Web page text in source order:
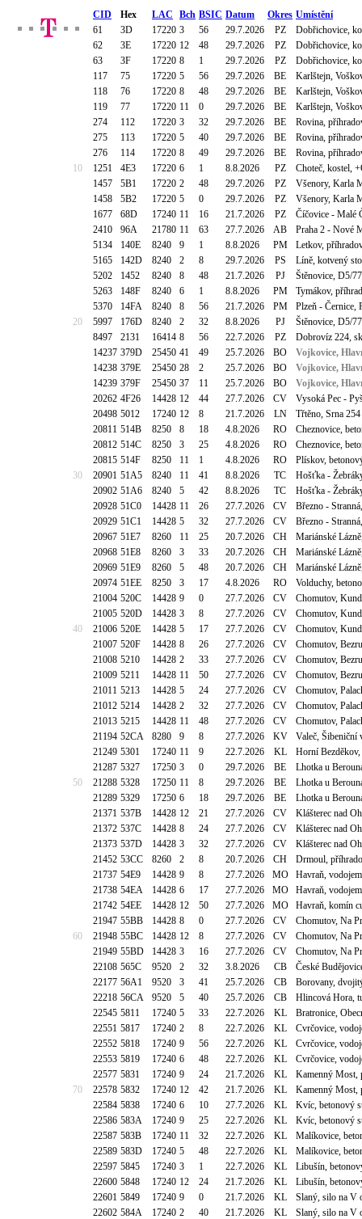
CID Hex LAC Bch BSIC Datum Okres Umístění
61
3D 17220 3 56 29.7.2026 PZ
Dobřichovice,
62
3E 17220 12 48 29.7.2026 PZ
Dobřichovice,
63
3F 17220 8 1 29.7.2026 PZ
Dobřichovice,
117
75 17220 5 56 29.7.2026 BE
Karlštejn,
118
76 17220 8 48 29.7.2026 BE
Karlštejn,
119
77 17220 11 0 29.7.2026 BE
Karlštejn,
274
112 17220 3 32 29.7.2026 BE
Rovina,
275
113 17220 5 40 29.7.2026 BE
Rovina,
276
114 17220 8 49 29.7.2026 BE
Rovina,
10
1251 4E3 17220 6 1 8.8.2026 PZ
Choteč, kostel,
1457
5B1 17220 2 48 29.7.2026 PZ
Všenory, Karla
1458
5B2 17220 5 0 29.7.2026 PZ
Všenory, Karla
1677
68D 17240 11 16 21.7.2026 PZ
Číčovice - Malé
2410
96A 21780 11 63 27.7.2026 AB
Praha 2 - Nové
5134
140E 8240 9 1 8.8.2026 PM
Letkov,
5165
142D 8240 2 8 29.7.2026 PS
Líně, kotvený
5202
1452 8240 8 48 21.7.2026 PJ
Štěnovice, D5/
5263
148F 8240 6 1 8.8.2026 PM
Tymákov,
5370
14FA 8240 8 56 21.7.2026 PM
Plzeň - Černice,
20
5997 176D 8240 2 32 8.8.2026 PJ
Štěnovice, D5/
8497
2131 16414 8 56 22.7.2026 PZ
Dobrovíz 224,
14237 379D 25450 41 49 25.7.2026 BO
Vojkovice,
14238 379E 25450 28 2 25.7.2026 BO
Vojkovice,
14239 379F 25450 37 11 25.7.2026 BO
Vojkovice,
20262 4F26 14428 12 44 27.7.2026 CV
Vysoká Pec -
20498 5012 17240 12 8 21.7.2026 LN
Třtěno, Srna
20811 514B 8250 8 18 4.8.2026 RO
Cheznovice,
20812 514C 8250 3 25 4.8.2026 RO
Cheznovice,
20815 514F 8250 11 1 4.8.2026 RO
Plískov,
30
20901 51A5 8240 11 41 8.8.2026 TC
Hošťka -
20902 51A6 8240 5 42 8.8.2026 TC
Hošťka -
20928 51C0 14428 11 26 27.7.2026 CV
Březno -
20929 51C1 14428 5 32 27.7.2026 CV
Březno -
20967 51E7 8260 11 25 20.7.2026 CH
Mariánské
20968 51E8 8260 3 33 20.7.2026 CH
Mariánské
20969 51E9 8260 5 48 20.7.2026 CH
Mariánské
20974 51EE 8250 3 17 4.8.2026 RO
Volduchy,
21004 520C 14428 9 0 27.7.2026 CV
Chomutov,
21005 520D 14428 3 8 27.7.2026 CV
Chomutov,
40
21006 520E 14428 5 17 27.7.2026 CV
Chomutov,
21007 520F 14428 8 26 27.7.2026 CV
Chomutov,
21008 5210 14428 2 33 27.7.2026 CV
Chomutov,
21009 5211 14428 11 50 27.7.2026 CV
Chomutov,
21011 5213 14428 5 24 27.7.2026 CV
Chomutov,
21012 5214 14428 2 32 27.7.2026 CV
Chomutov,
21013 5215 14428 11 48 27.7.2026 CV
Chomutov,
21194 52CA 8280 9 8 27.7.2026 KV
Valeč,
21249 5301 17240 11 9 22.7.2026 KL
Horní
21287 5327 17250 3 0 29.7.2026 BE
Lhotka u
50
21288 5328 17250 11 8 29.7.2026 BE
Lhotka u
21289 5329 17250 6 18 29.7.2026 BE
Lhotka u
21371 537B 14428 12 21 27.7.2026 CV
Klášterec nad
21372 537C 14428 8 24 27.7.2026 CV
Klášterec nad
21373 537D 14428 3 32 27.7.2026 CV
Klášterec nad
21452 53CC 8260 2 8 20.7.2026 CH
Drmoul,
21737 54E9 14428 9 8 27.7.2026 MO
Havraň,
21738 54EA 14428 6 17 27.7.2026 MO
Havraň,
21742 54EE 14428 12 50 27.7.2026 MO
Havraň, komín
21947 55BB 14428 8 0 27.7.2026 CV
Chomutov, Na
60
21948 55BC 14428 12 8 27.7.2026 CV
Chomutov, Na
21949 55BD 14428 3 16 27.7.2026 CV
Chomutov, Na
22108 565C 9520 2 32 3.8.2026 CB
České
22177 56A1 9520 3 41 25.7.2026 CB
Borovany,
22218 56CA 9520 5 40 25.7.2026 CB
Hlincová Hora,
22545 5811 17240 5 33 22.7.2026 KL
Bratronice,
22551 5817 17240 2 8 22.7.2026 KL
Cvrčovice,
22552 5818 17240 9 56 22.7.2026 KL
Cvrčovice,
22553 5819 17240 6 48 22.7.2026 KL
Cvrčovice,
22577 5831 17240 9 24 21.7.2026 KL
Kamenný Most,
70
22578 5832 17240 12 42 21.7.2026 KL
Kamenný Most,
22584 5838 17240 6 10 27.7.2026 KL
Kvíc, betonový
22586 583A 17240 9 25 22.7.2026 KL
Kvíc, betonový
22587 583B 17240 11 32 22.7.2026 KL
Malíkovice,
22589 583D 17240 5 48 22.7.2026 KL
Malíkovice,
22597 5845 17240 3 1 22.7.2026 KL
Libušín,
22600 5848 17240 12 24 21.7.2026 KL
Libušín,
22601 5849 17240 9 0 21.7.2026 KL
Slaný, silo na V
22602 584A 17240 2 40 21.7.2026 KL
Slaný, silo na V